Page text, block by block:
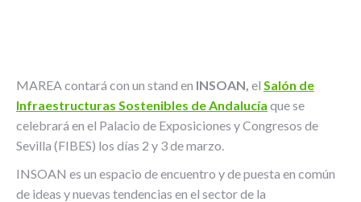
MAREA contará con un stand en INSOAN, el Salón de
Infraestructuras Sostenibles de Andalucía que se
celebrará en el Palacio de Exposiciones y Congresos de
Sevilla (FIBES) los días 2 y 3 de marzo.
INSOAN es un espacio de encuentro y de puesta en común
de ideas y nuevas tendencias en el sector de la